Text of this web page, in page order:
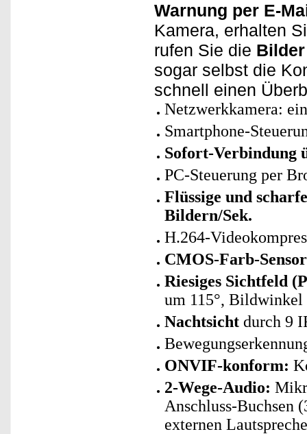
Warnung per E-
Kamera, erhalten
rufen Sie die Bilder
sogar selbst die
schnell einen
Netzwerkkamera:
Smartphone-
Sofort-Verbindung
PC-Steuerung per
Flüssige und
Bildern/Sek.
H.264-
CMOS-Farb-
Riesiges Sichtfeld
um 115°, Bildwinkel
Nachtsicht durch 9
ONVIF-konform:
2-Wege-Audio:
Anschluss-Buchsen
externen